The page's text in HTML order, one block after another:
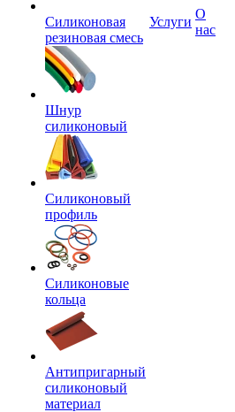
Силиконовая
резиновая смесь
Шнур
силиконовый
Силиконовый
профиль
Силиконовые
кольца
Антипригарный
силиконовый
материал
Услуги
О
нас